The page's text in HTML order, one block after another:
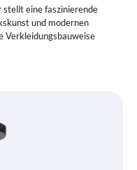
eine faszinierende
und modernen
Verkleidungsbauweise